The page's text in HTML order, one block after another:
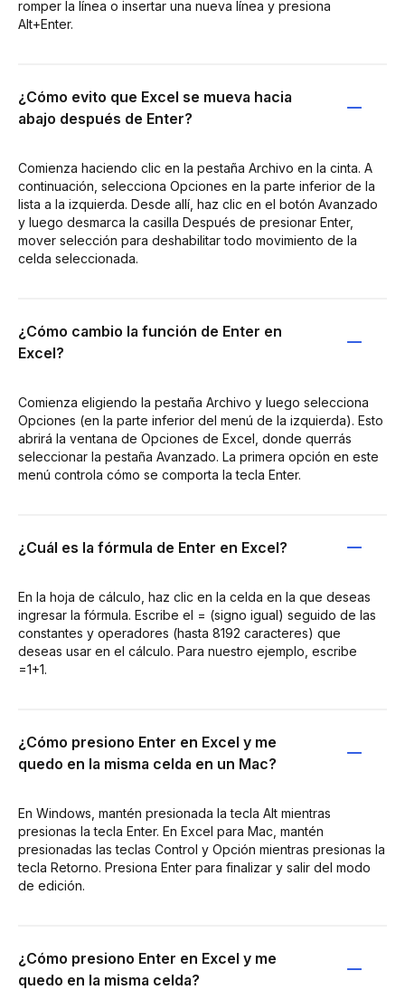
romper la línea o insertar una nueva línea y presiona
Alt+Enter.
¿Cómo evito que Excel se mueva hacia
abajo después de Enter?
Comienza haciendo clic en la pestaña Archivo en la cinta. A
continuación, selecciona Opciones en la parte inferior de la
lista a la izquierda. Desde allí, haz clic en el botón Avanzado
y luego desmarca la casilla Después de presionar Enter,
mover selección para deshabilitar todo movimiento de la
celda seleccionada.
¿Cómo cambio la función de Enter en
Excel?
Comienza eligiendo la pestaña Archivo y luego selecciona
Opciones (en la parte inferior del menú de la izquierda). Esto
abrirá la ventana de Opciones de Excel, donde querrás
seleccionar la pestaña Avanzado. La primera opción en este
menú controla cómo se comporta la tecla Enter.
¿Cuál es la fórmula de Enter en Excel?
En la hoja de cálculo, haz clic en la celda en la que deseas
ingresar la fórmula. Escribe el = (signo igual) seguido de las
constantes y operadores (hasta 8192 caracteres) que
deseas usar en el cálculo. Para nuestro ejemplo, escribe
=1+1.
¿Cómo presiono Enter en Excel y me
quedo en la misma celda en un Mac?
En Windows, mantén presionada la tecla Alt mientras
presionas la tecla Enter. En Excel para Mac, mantén
presionadas las teclas Control y Opción mientras presionas la
tecla Retorno. Presiona Enter para finalizar y salir del modo
de edición.
¿Cómo presiono Enter en Excel y me
quedo en la misma celda?